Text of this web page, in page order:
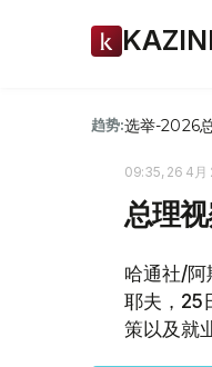
趋势:选举-2026
09:35, 26 4月
总理
哈通社/
耶夫，25
策以及就